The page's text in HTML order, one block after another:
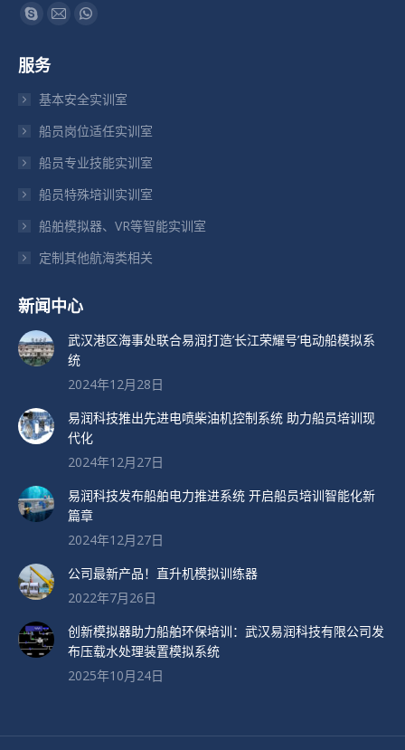
找到我们：
Skype
在
新
口
中
打
Mail
新
口
中
打
Whatsapp
新
口
中
打
服务
基本安全实训室
船员岗位适任实训室
船员专业技能实训室
船员特殊培训实训室
船舶模拟器、VR等智能实训室
定制其他航海类相关
新闻中心
武汉港区海事处联合易润打造’长江荣耀号’电动船模拟系
统
2024年12月28日
易润科技推出先进电喷柴油机控制系统 助力船员培训现
代化
2024年12月27日
易润科技发布船舶电力推进系统 开启船员培训智能化新
篇章
2024年12月27日
公司最新产品！直升机模拟训练器
2022年7月26日
创新模拟器助力船舶环保培训：武汉易润科技有限公司发
布压载水处理装置模拟系统
2025年10月24日